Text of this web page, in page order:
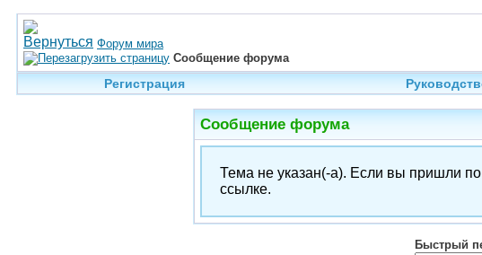
Форум мира
Сообщение форума
Регистрация
Сообщение форума
Тема не указан(-а). Если вы пришли
ссылке.
Быстрый